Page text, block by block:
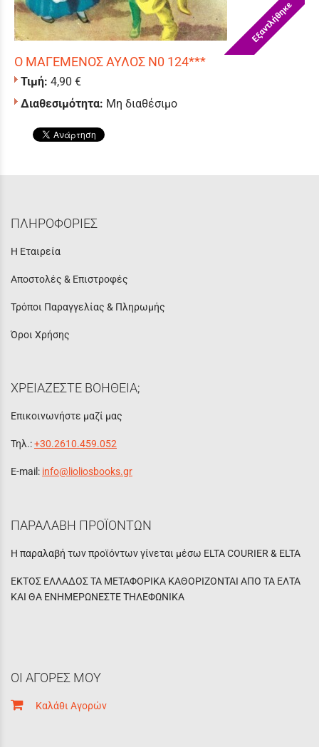
Εξαντλήθηκε
Ο ΜΑΓΕΜΕΝΟΣ ΑΥΛΟΣ Ν0 124***
Τιμή: 4,90 €
Διαθεσιμότητα: Μη διαθέσιμο
ΠΛΗΡΟΦΟΡΙΕΣ
Η Εταιρεία
Αποστολές & Επιστροφές
Τρόποι Παραγγελίας & Πληρωμής
Όροι Χρήσης
ΧΡΕΙΑΖΕΣΤΕ ΒΟΗΘΕΙΑ;
Επικοινωνήστε μαζί μας
Τηλ.:+30.2610.459.052
E-mail: info@lioliosbooks.gr
ΠΑΡΑΛΑΒΗ ΠΡΟΪΟΝΤΩΝ
Η παραλαβή των προϊόντων γίνεται μέσω ELTA COURIER & ELTA
ΕΚΤΟΣ ΕΛΛΑΔΟΣ ΤΑ ΜΕΤΑΦΟΡΙΚΑ ΚΑΘΟΡΙΖΟΝΤΑΙ ΑΠΟ ΤΑ ΕΛΤΑ
ΚΑΙ ΘΑ ΕΝΗΜΕΡΩΝΕΣΤΕ ΤΗΛΕΦΩΝΙΚΑ
ΟΙ ΑΓΟΡΕΣ ΜΟΥ
Καλάθι Αγορών